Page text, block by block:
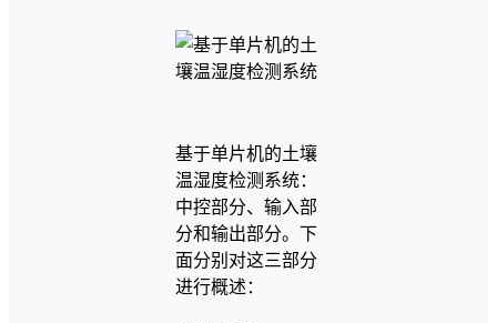
基于单片机的土壤
温湿度检测系统：
中控部分、输入部
分和输出部分。下
面分别对这三部分
进行概述：